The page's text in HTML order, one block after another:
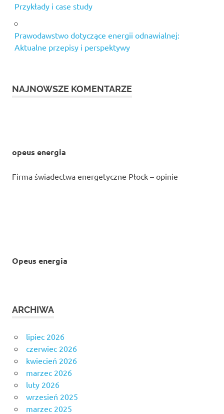
Przykłady i case study
Prawodawstwo dotyczące energii odnawialnej:
Aktualne przepisy i perspektywy
NAJNOWSZE KOMENTARZE
opeus energia
Firma świadectwa energetyczne Płock – opinie
Opeus energia
ARCHIWA
lipiec 2026
czerwiec 2026
kwiecień 2026
marzec 2026
luty 2026
wrzesień 2025
marzec 2025